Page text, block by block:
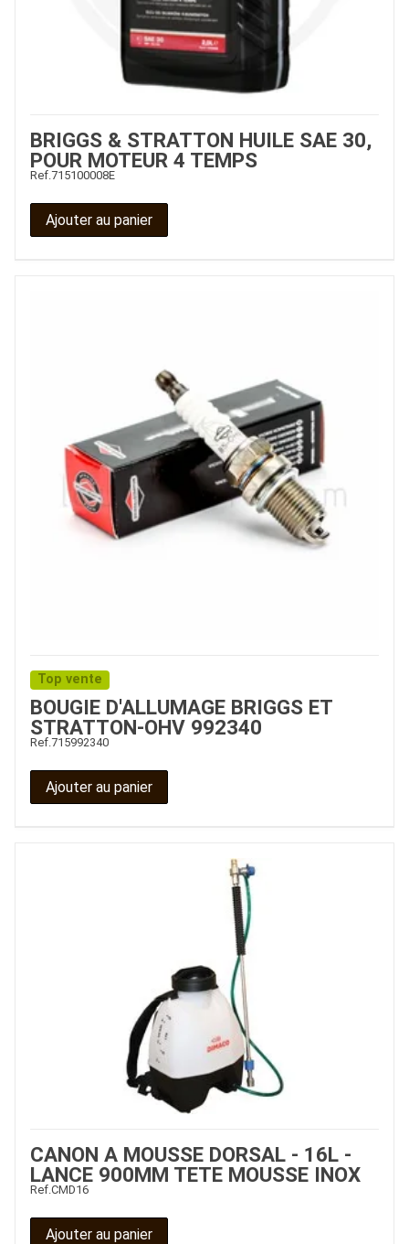
BRIGGS & STRATTON HUILE SAE 30,
POUR MOTEUR 4 TEMPS
Ref. 715100008E
Ajouter au panier
Top vente
BOUGIE D'ALLUMAGE BRIGGS ET
STRATTON-OHV 992340
Ref. 715992340
Ajouter au panier
CANON A MOUSSE DORSAL - 16L -
LANCE 900MM TETE MOUSSE INOX
Ref. CMD16
Ajouter au panier